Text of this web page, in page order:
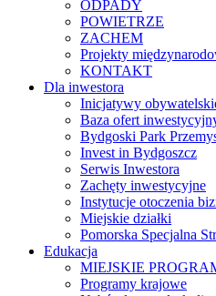
ODPADY
POWIETRZE
ZACHEM
Projekty
KONTAKT
Dla inwestora
Inicjatywy
Baza ofert
Bydgoski Park
Invest in Bydgoszcz
Serwis Inwestora
Zachęty inwestycyjne
Instytucje otoczenia
Miejskie działki
Pomorska Specjalna
Edukacja
MIEJSKIE
Programy krajowe